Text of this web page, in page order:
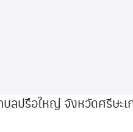
ลปรือใหญ่ จังหวัดศรีษะเ